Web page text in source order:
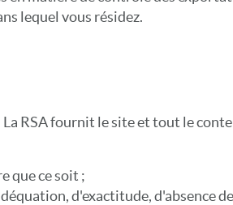
lequel vous résidez.
RSA fournit le site et tout le
que ce soit ;
d'exactitude, d'absence